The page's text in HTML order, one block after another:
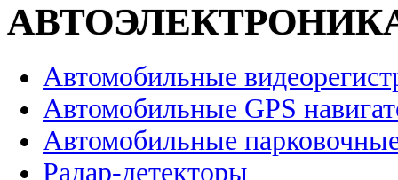
Автомобильные
Автомобильные GPS
Автомобильные
Радар-детекторы